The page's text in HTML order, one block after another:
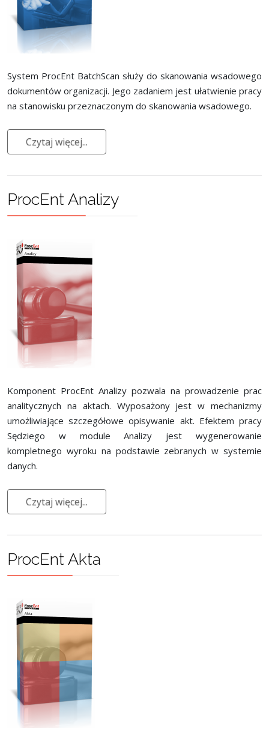
System ProcEnt BatchScan służy do skanowania wsadowego
dokumentów organizacji. Jego zadaniem jest ułatwienie pracy
na stanowisku przeznaczonym do skanowania wsadowego.
Czytaj więcej...
ProcEnt Analizy
Komponent ProcEnt Analizy pozwala na prowadzenie prac
analitycznych na aktach. Wyposażony jest w mechanizmy
umożliwiające szczegółowe opisywanie akt. Efektem pracy
Sędziego w module Analizy jest wygenerowanie
kompletnego wyroku na podstawie zebranych w systemie
danych.
Czytaj więcej...
ProcEnt Akta